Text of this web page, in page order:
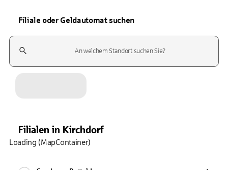
Filiale oder Geldautomat suchen
Suchfeld
Filialen in Kirchdorf
Loading (MapContainer)